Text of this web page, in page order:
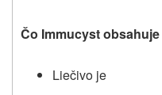
Čo Immucyst obsahuje
Liečivo je